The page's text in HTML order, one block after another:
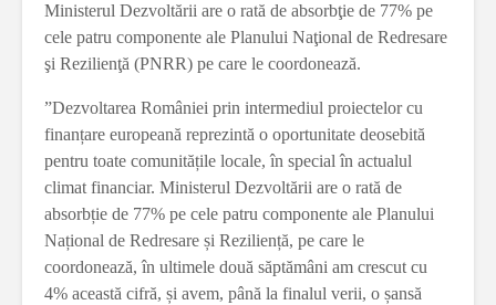
Ministerul Dezvoltării are o rată de absorbţie de 77% pe
cele patru componente ale Planului Naţional de Redresare
şi Rezilienţă (PNRR) pe care le coordonează.
”Dezvoltarea României prin intermediul proiectelor cu
finanțare europeană reprezintă o oportunitate deosebită
pentru toate comunitățile locale, în special în actualul
climat financiar. Ministerul Dezvoltării are o rată de
absorbție de 77% pe cele patru componente ale Planului
Național de Redresare și Reziliență, pe care le
coordonează, în ultimele două săptămâni am crescut cu
4% această cifră, și avem, până la finalul verii, o șansă